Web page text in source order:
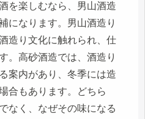
を楽しむなら、男山酒造
になります。男山酒造り
造り文化に触れられ、仕
。高砂酒造では、酒造り
案内があり、冬季には造
合もあります。どちら
なく、なぜその味になる